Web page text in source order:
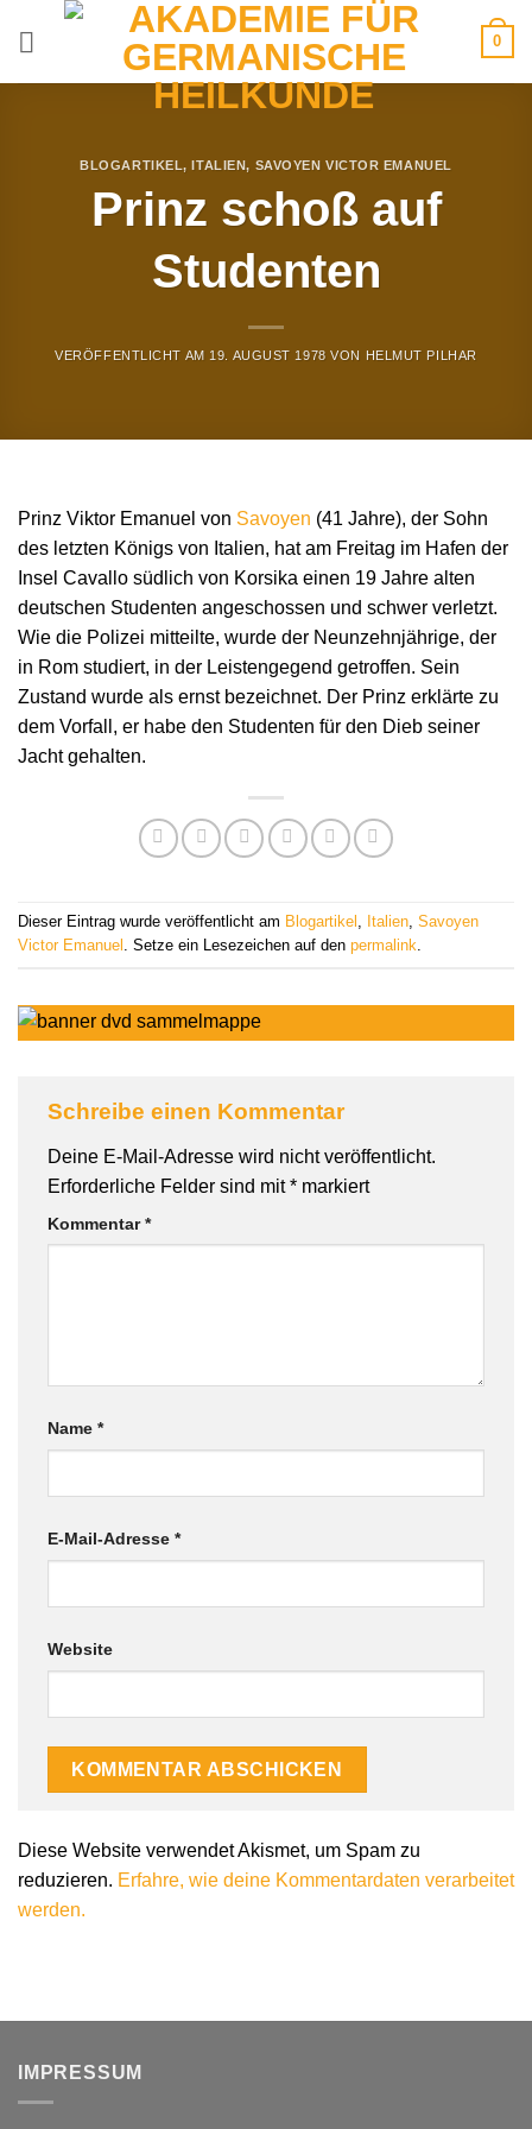
0
BLOGARTIKEL,ITALIEN, SAVOYEN VICTOR EMANUEL
Prinz schoß auf
Studenten
VERÖFFENTLICHT AM 19. AUGUST 1978 VON HELMUT PILHAR
Prinz Viktor Emanuel von Savoyen (41 Jahre), der Sohn
des letzten Königs von Italien, hat am Freitag im Hafen der
Insel Cavallo südlich von Korsika einen 19 Jahre alten
deutschen Studenten angeschossen und schwer verletzt.
Wie die Polizei mitteilte, wurde der Neunzehnjährige, der
in Rom studiert, in der Leistengegend getroffen. Sein
Zustand wurde als ernst bezeichnet. Der Prinz erklärte zu
dem Vorfall, er habe den Studenten für den Dieb seiner
Jacht gehalten.
Dieser Eintrag wurde veröffentlicht am Blogartikel , Italien, Savoyen
Victor Emanuel . Setze ein Lesezeichen auf den permalink.
Schreibe einen Kommentar
Deine E-Mail-Adresse wird nicht veröffentlicht.
Erforderliche Felder sind mit* markiert
Kommentar*
Name *
E-Mail-Adresse *
Website
Diese Website verwendet Akismet, um Spam zu
reduzieren. Erfahre, wie deine Kommentardaten verarbeitet
werden.
IMPRESSUM